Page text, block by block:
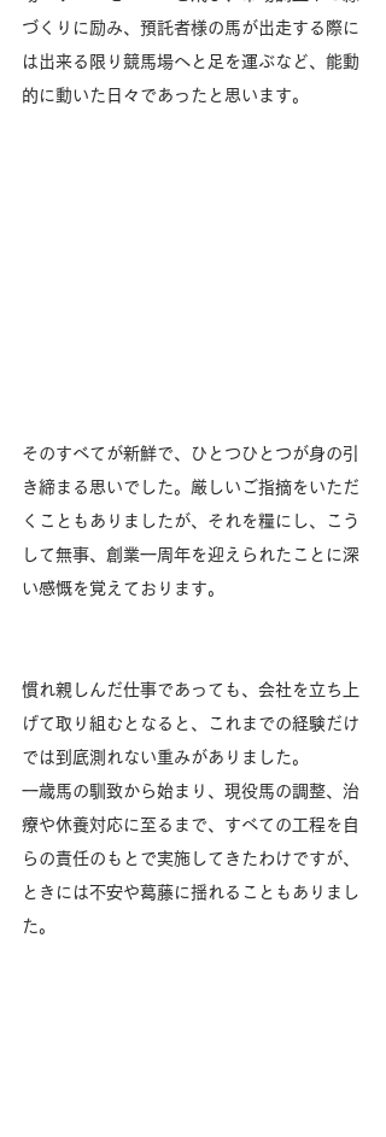
づくりに励み、預託者様の馬が出走する際に
は出来る限り競馬場へと足を運ぶなど、能動
的に動いた日々であったと思います。
そのすべてが新鮮で、ひとつひとつが身の引
き締まる思いでした。厳しいご指摘をいただ
くこともありましたが、それを糧にし、こう
して無事、創業一周年を迎えられたことに深
い感慨を覚えております。
慣れ親しんだ仕事であっても、会社を立ち上
げて取り組むとなると、これまでの経験だけ
では到底測れない重みがありました。
一歳馬の馴致から始まり、現役馬の調整、治
療や休養対応に至るまで、すべての工程を自
らの責任のもとで実施してきたわけですが、
ときには不安や葛藤に揺れることもありまし
た。